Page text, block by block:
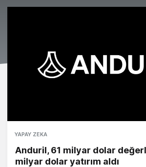
YAPAY ZEKA
Anduril, 61 milyar dolar
milyar dolar yatırım aldı